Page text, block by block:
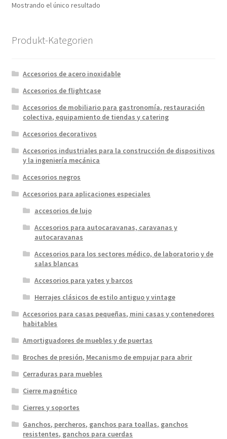
Mostrando el único resultado
Produkt-Kategorien
Accesorios de acero inoxidable
Accesorios de flightcase
Accesorios de mobiliario para gastronomía, restauración
colectiva, equipamiento de tiendas y catering
Accesorios decorativos
Accesorios industriales para la construcción de dispositivos
y la ingeniería mecánica
Accesorios negros
Accesorios para aplicaciones especiales
accesorios de lujo
Accesorios para autocaravanas, caravanas y
autocaravanas
Accesorios para los sectores médico, de laboratorio y de
salas blancas
Accesorios para yates y barcos
Herrajes clásicos de estilo antiguo y vintage
Accesorios para casas pequeñas, mini casas y contenedores
habitables
Amortiguadores de muebles y de puertas
Broches de presión, Mecanismo de empujar para abrir
Cerraduras para muebles
Cierre magnético
Cierres y soportes
Ganchos, percheros, ganchos para toallas, ganchos
resistentes, ganchos para cuerdas